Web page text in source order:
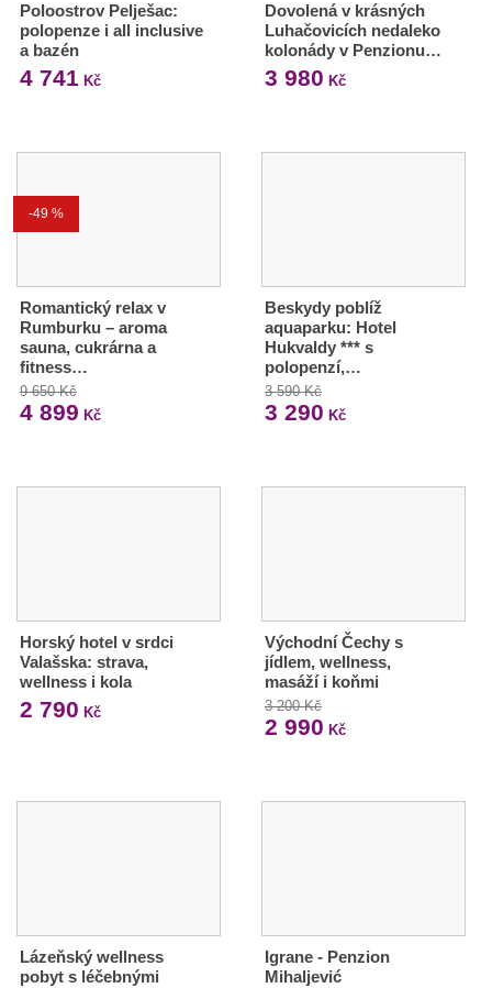
Poloostrov Pelješac:
polopenze i all inclusive
a bazén
4 741 Kč
Dovolená v krásných
Luhačovicích nedaleko
kolonády v Penzionu…
3 980 Kč
-49 %
Romantický relax v
Rumburku – aroma
sauna, cukrárna a
fitness…
9 650 Kč
4 899 Kč
Beskydy poblíž
aquaparku: Hotel
Hukvaldy *** s
polopenzí,…
3 590 Kč
3 290 Kč
Horský hotel v srdci
Valašska: strava,
wellness i kola
2 790 Kč
Východní Čechy s
jídlem, wellness,
masáží i koňmi
3 200 Kč
2 990 Kč
Lázeňský wellness
pobyt s léčebnými
Igrane - Penzion
Mihaljević